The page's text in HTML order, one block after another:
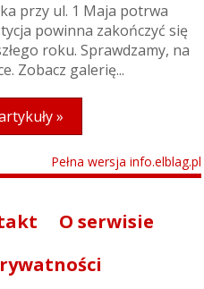
przy ul. 1 Maja potrwa
powinna zakończyć się
roku. Sprawdzamy, na
Zobacz galerię...
»
Pełna wersja info.elblag.pl
O serwisie